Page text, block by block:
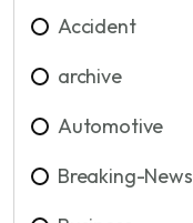
Accident
archive
Automotive
Breaking-News